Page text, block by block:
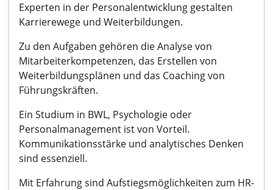
Experten in der Personalentwicklung gestalten
Karrierewege und Weiterbildungen.
Zu den Aufgaben gehören die Analyse von
Mitarbeiterkompetenzen, das Erstellen von
Weiterbildungsplänen und das Coaching von
Führungskräften.
Ein Studium in BWL, Psychologie oder
Personalmanagement ist von Vorteil.
Kommunikationsstärke und analytisches Denken
sind essenziell.
Mit Erfahrung sind Aufstiegsmöglichkeiten zum HR-